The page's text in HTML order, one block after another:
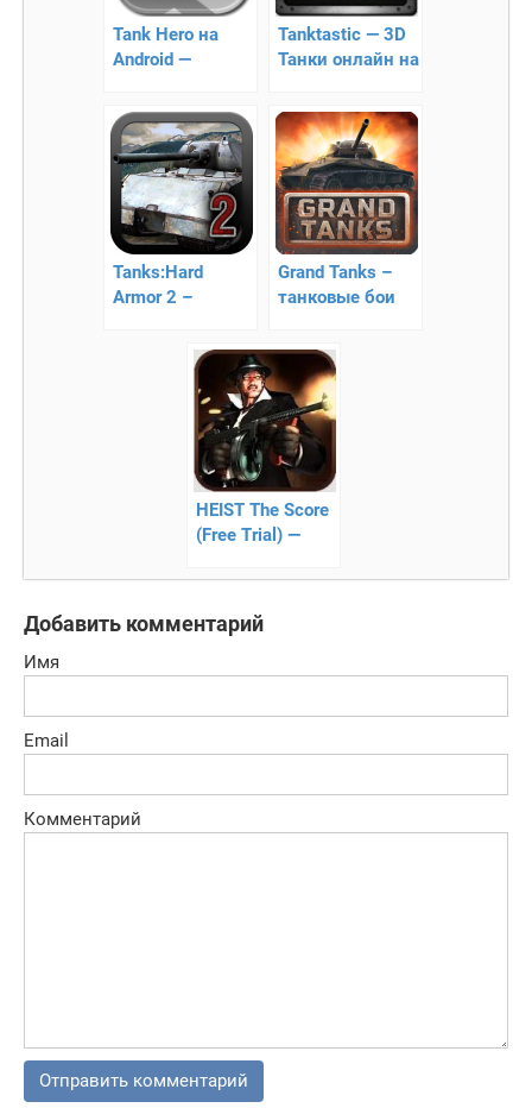
Tank Hero на
Android —
Android!!
Tanktastic — 3D
Танки онлайн на
Tanks:Hard
Armor 2 –
вражеские
Grand Tanks –
танковые бои
HEIST The Score
(Free Trial) —
банка!
Добавить комментарий
Имя
Email
Комментарий